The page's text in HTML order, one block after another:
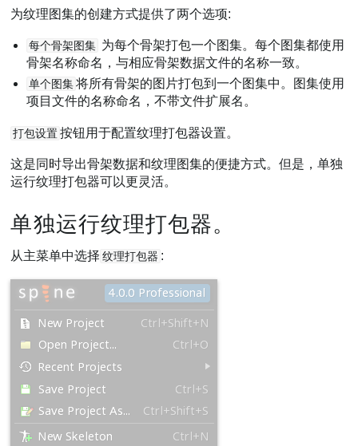
为纹理图集的创建方式提供了两个选项:
每个骨架图集 为每个骨架打包一个图集。每个图集都使用
骨架名称命名，与相应骨架数据文件的名称一致。
单个图集 将所有骨架的图片打包到一个图集中。图集使用
项目文件的名称命名，不带文件扩展名。
打包设置 按钮用于配置纹理打包器设置。
这是同时导出骨架数据和纹理图集的便捷方式。但是，单独
运行纹理打包器可以更灵活。
单独运行纹理打包器。
从主菜单中选择 纹理打包器 :